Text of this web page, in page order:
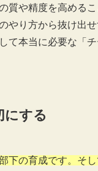
質や精度を高める
やり方から抜け出
て本当に必要な「
にする
下の育成です。そ